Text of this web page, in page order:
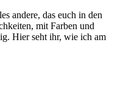
andere, das euch in den
mit Farben und
Hier seht ihr, wie ich am